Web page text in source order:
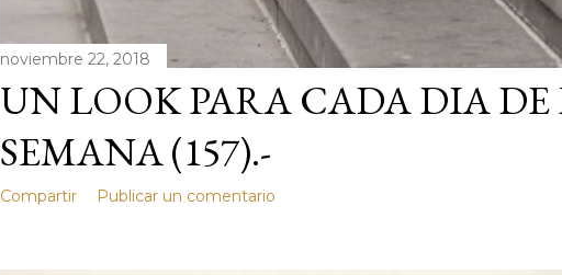
noviembre 22, 2018
UN LOOK PARA CADA DIA DE
SEMANA (157).-
Compartir Publicar un comentario